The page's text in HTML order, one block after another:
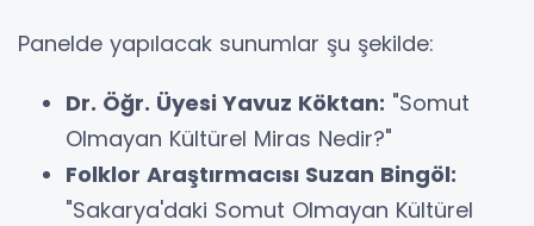
Panelde yapılacak sunumlar şu şekilde:
Dr. Öğr. Üyesi Yavuz Köktan: "Somut
Olmayan Kültürel Miras Nedir?"
Folklor Araştırmacısı Suzan Bingöl:
"Sakarya'daki Somut Olmayan Kültürel